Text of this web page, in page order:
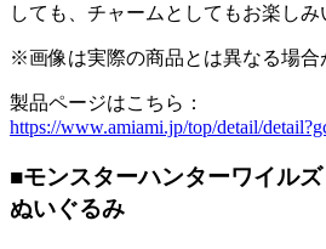
しても、チャームとしてもお楽しみ
※画像は実際の商品とは異なる場合
製品ページはこちら：
https://www.amiami.jp/top/detail/
■モンスターハンターワイル
ぬいぐるみ